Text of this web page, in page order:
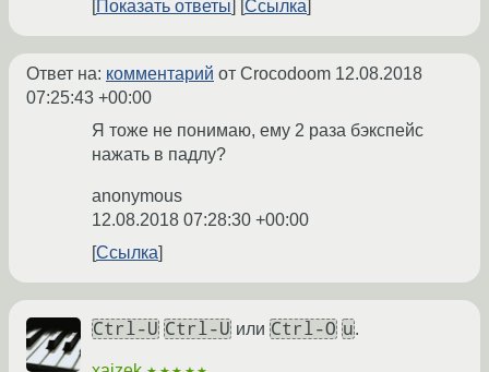
Показать ответы
Ссылка
Ответ на: комментарий от Crocodoom 12.08.2018
07:25:43 +00:00
Я тоже не понимаю, ему 2 раза бэкспейс
нажать в падлу?
anonymous
12.08.2018 07:28:30 +00:00
Ссылка
Ctrl-U Ctrl-U или Ctrl-O u.